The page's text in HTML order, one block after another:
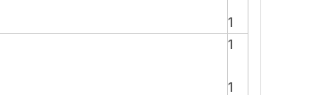
1
1
1